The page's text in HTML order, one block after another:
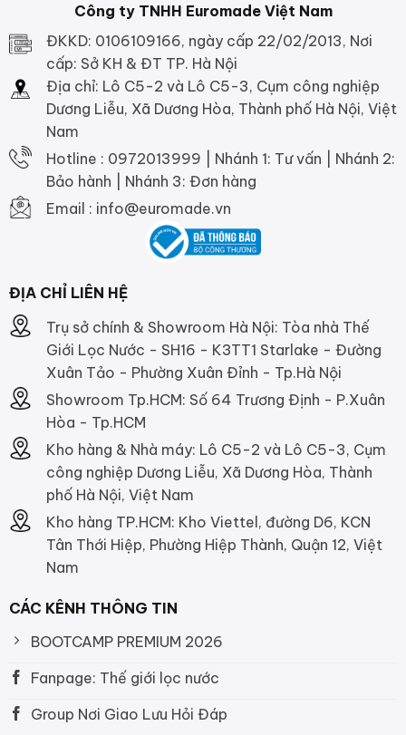
Công ty TNHH Euromade Việt Nam
ĐKKD: 0106109166, ngày cấp 22/02/2013, Nơi
cấp: Sở KH & ĐT TP. Hà Nội
Địa chỉ: Lô C5-2 và Lô C5-3, Cụm công nghiệp
Dương Liễu, Xã Dương Hòa, Thành phố Hà Nội, Việt
Nam
Hotline : 0972013999 | Nhánh 1: Tư vấn | Nhánh 2:
Bảo hành | Nhánh 3: Đơn hàng
Email : info@euromade.vn
ĐỊA CHỈ LIÊN HỆ
Trụ sở chính & Showroom Hà Nội: Tòa nhà Thế
Giới Lọc Nước - SH16 - K3TT1 Starlake - Đường
Xuân Tảo - Phường Xuân Đỉnh - Tp.Hà Nội
Showroom Tp.HCM: Số 64 Trương Định - P.Xuân
Hòa - Tp.HCM
Kho hàng & Nhà máy: Lô C5-2 và Lô C5-3, Cụm
công nghiệp Dương Liễu, Xã Dương Hòa, Thành
phố Hà Nội, Việt Nam
Kho hàng TP.HCM: Kho Viettel, đường D6, KCN
Tân Thới Hiệp, Phường Hiệp Thành, Quận 12, Việt
Nam
CÁC KÊNH THÔNG TIN
BOOTCAMP PREMIUM 2026
Fanpage: Thế giới lọc nước
Group Nơi Giao Lưu Hỏi Đáp